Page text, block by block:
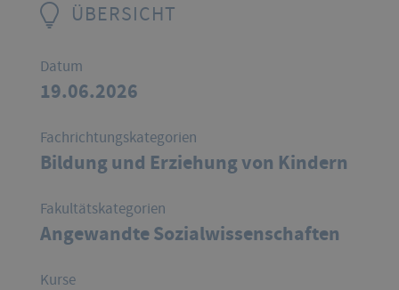
ÜBERSICHT
Datum
19.06.2026
Fachrichtungskategorien
Bildung und Erziehung von Kindern
Fakultätskategorien
Angewandte Sozialwissenschaften
Kurse